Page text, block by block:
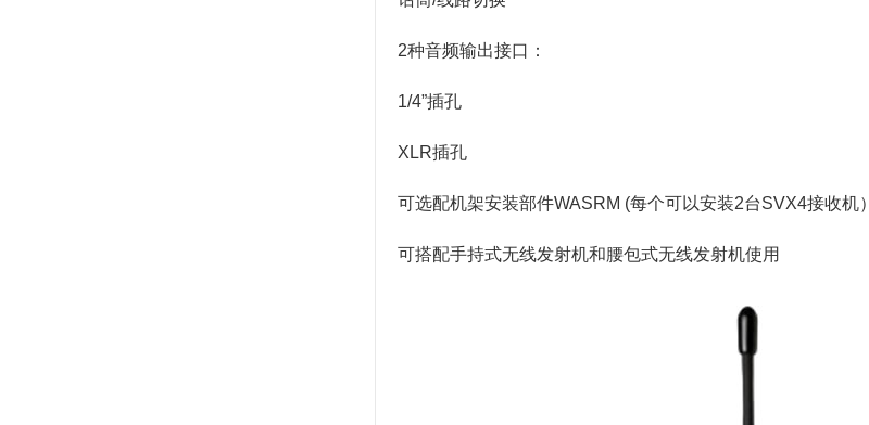
2种音频输出接口：
1/4”插孔
XLR插孔
可选配机架安装部件WASRM (每个可以安装2台SVX4接收机）
可搭配手持式无线发射机和腰包式无线发射机使用